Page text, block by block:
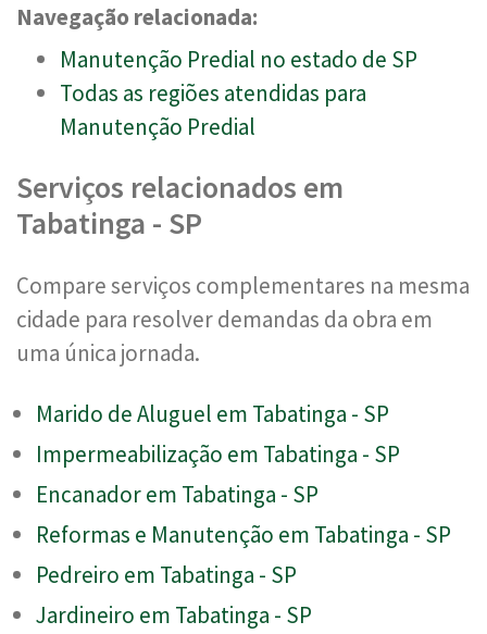
Navegação relacionada:
Manutenção Predial no estado de SP
Todas as regiões atendidas para
Manutenção Predial
Serviços relacionados em
Tabatinga - SP
Compare serviços complementares na mesma
cidade para resolver demandas da obra em
uma única jornada.
Marido de Aluguel em Tabatinga - SP
Impermeabilização em Tabatinga - SP
Encanador em Tabatinga - SP
Reformas e Manutenção em Tabatinga - SP
Pedreiro em Tabatinga - SP
Jardineiro em Tabatinga - SP